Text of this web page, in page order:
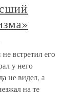
встретил его
у него
не видел, а
на те